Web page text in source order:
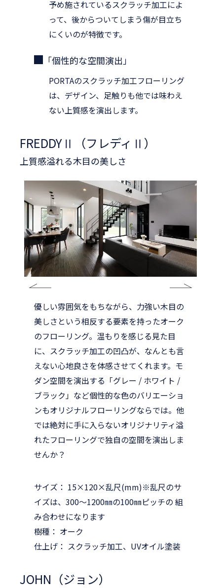
予め施されているスクラッチ加工によ
って、後からついてしまう傷が目立ち
にくいのが特徴です。
「個性的な空間演出」
PORTAのスクラッチ加工フローリング
は、デザイン、足触りも他では味わえ
ない上質感を演出します。
優しい雰囲気をもちながら、力強い木目の
美しさという相反する要素を持ったオーク
のフローリング。温もりを感じる見た目
に、スクラッチ加工の凹凸が、なんとも言
えない心地良さを体感させてくれます。モ
ダン空間を演出する「グレー / ホワイト /
ブラック」など個性的な色のバリエーショ
ンもオリジナルフローリングならでは。他
では絶対に手に入らないオリジナリティ溢
れたフローリングで独自の空間を演出しま
せんか？
サイズ： 15×120×乱尺(mm)※乱尺のサ
イズは、300～1200㎜の100㎜ピッチの 組
み合わせになります
樹種： オーク
仕上げ： スクラッチ加工、UVオイル塗装
FREDDYⅡ（フレディⅡ）
上質感溢れる木目の美しさ
JOHN（ジョン）